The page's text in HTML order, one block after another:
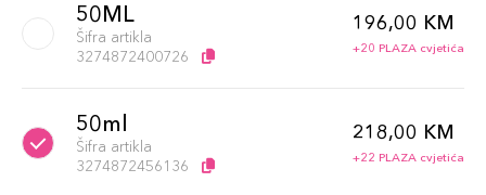
50ML
Šifra artikla
3274872400726
196,00 KM
+20 PLAZA cvjetića
50ml
Šifra artikla
3274872456136
218,00 KM
+22 PLAZA cvjetića